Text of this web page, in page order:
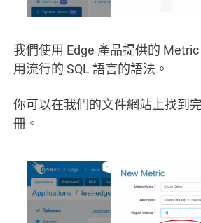
我們使用 Edge 產品提供的
用流行的 SQL 語言的語法。
你可以在我們的文件網站上找到
冊。